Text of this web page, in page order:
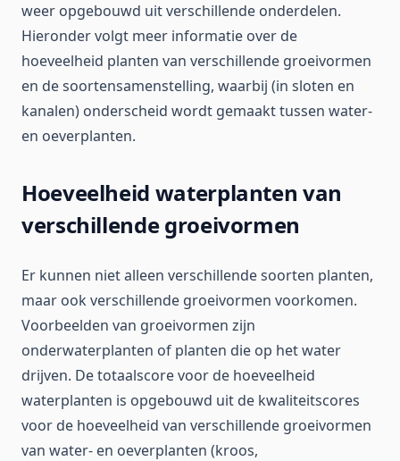
weer opgebouwd uit verschillende onderdelen.
Hieronder volgt meer informatie over de
hoeveelheid planten van verschillende groeivormen
en de soortensamenstelling, waarbij (in sloten en
kanalen) onderscheid wordt gemaakt tussen water-
en oeverplanten.
Hoeveelheid waterplanten van
verschillende groeivormen
Er kunnen niet alleen verschillende soorten planten,
maar ook verschillende groeivormen voorkomen.
Voorbeelden van groeivormen zijn
onderwaterplanten of planten die op het water
drijven. De totaalscore voor de hoeveelheid
waterplanten is opgebouwd uit de kwaliteitscores
voor de hoeveelheid van verschillende groeivormen
van water- en oeverplanten (kroos,